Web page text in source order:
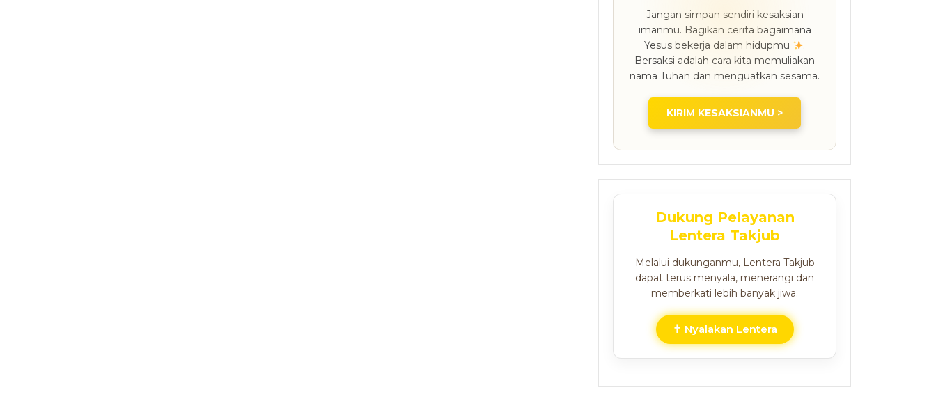
Jangan simpan sendiri kesaksian
imanmu. Bagikan cerita bagaimana
Yesus bekerja dalam hidupmu
.
Bersaksi adalah cara kita memuliakan
nama Tuhan dan menguatkan sesama.
KIRIM KESAKSIANMU >
Dukung Pelayanan
Lentera Takjub
Melalui dukunganmu, Lentera Takjub
dapat terus menyala, menerangi dan
memberkati lebih banyak jiwa.
✝ Nyalakan Lentera